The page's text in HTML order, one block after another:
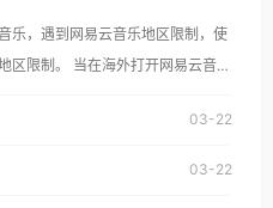
样，出现地区及版权限制问题，且
个问题的朋友们，
大、澳大利亚、欧洲等国家和地区
乐，遇到网易云音乐地区限制，使
海外打开网易云音
03-22
03-22